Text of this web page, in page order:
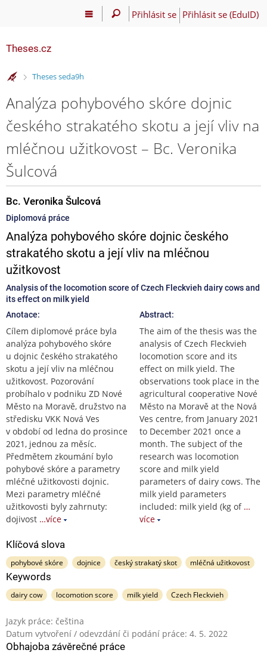
Přihlásit se Přihlásit se (EduID)
Theses.cz
>
Theses seda9h
Analýza pohybového skóre dojnic
českého strakatého skotu a její vliv na
mléčnou užitkovost – Bc. Veronika
Šulcová
Bc. Veronika Šulcová
Diplomová práce
Analýza pohybového skóre dojnic českého
strakatého skotu a její vliv na mléčnou
užitkovost
Analysis of the locomotion score of Czech Fleckvieh dairy cows and
its effect on milk yield
Anotace:
Cílem diplomové práce byla
analýza pohybového skóre
u dojnic českého strakatého
skotu a její vliv na mléčnou
užitkovost. Pozorování
probíhalo v podniku ZD Nové
Město na Moravě, družstvo na
středisku VKK Nová Ves
v období od ledna do prosince
2021, jednou za měsíc.
Předmětem zkoumání bylo
pohybové skóre a parametry
mléčné užitkovosti dojnic.
Mezi parametry mléčné
užitkovosti byly zahrnuty:
dojivost …více
Abstract:
The aim of the thesis was the
analysis of Czech Fleckvieh
locomotion score and its
effect on milk yield. The
observations took place in the
agricultural cooperative Nové
Město na Moravě at the Nová
Ves centre, from January 2021
to December 2021 once a
month. The subject of the
research was locomotion
score and milk yield
parameters of dairy cows. The
milk yield parameters
included: milk yield (kg of …
více
Klíčová slova
pohybové skóre dojnice český strakatý skot mléčná užitkovost
Keywords
dairy cow locomotion score milk yield Czech Fleckvieh
Jazyk práce: čeština
Datum vytvoření / odevzdání či podání práce: 4. 5. 2022
Obhajoba závěrečné práce